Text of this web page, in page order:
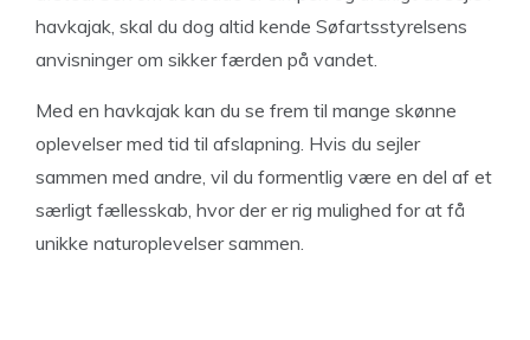
havkajak, skal du dog altid kende Søfartsstyrelsens
anvisninger om sikker færden på vandet.
Med en havkajak kan du se frem til mange skønne
oplevelser med tid til afslapning. Hvis du sejler
sammen med andre, vil du formentlig være en del af et
særligt fællesskab, hvor der er rig mulighed for at få
unikke naturoplevelser sammen.